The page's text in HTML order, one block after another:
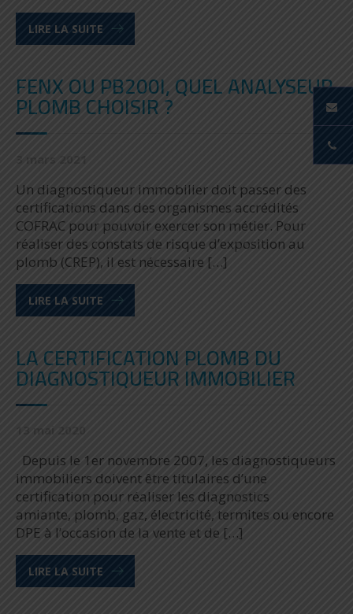
LIRE LA SUITE
FENX OU PB200I, QUEL ANALYSEUR
PLOMB CHOISIR ?
Un diagnostiqueur immobilier doit passer des
certifications dans des organismes accrédités
COFRAC pour pouvoir exercer son métier. Pour
réaliser des constats de risque d’exposition au
plomb (CREP), il est nécessaire […]
LIRE LA SUITE
LA CERTIFICATION PLOMB DU
DIAGNOSTIQUEUR IMMOBILIER
Depuis le 1er novembre 2007, les diagnostiqueurs
immobiliers doivent être titulaires d’une
certification pour réaliser les diagnostics
amiante, plomb, gaz, électricité, termites ou encore
DPE à l’occasion de la vente et de […]
LIRE LA SUITE